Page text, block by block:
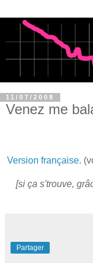
11/07/2008
Venez me
Version française.
[si ça s'trouve,
Partager